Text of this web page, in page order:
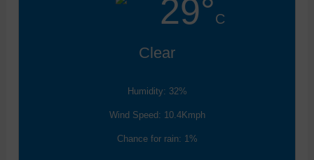
29°C
Clear
Humidity: 32%
Wind Speed: 10.4Kmph
Chance for rain: 1%